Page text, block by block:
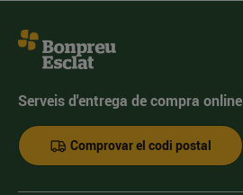
Serveis d'entrega de compra online
Comprovar el codi postal